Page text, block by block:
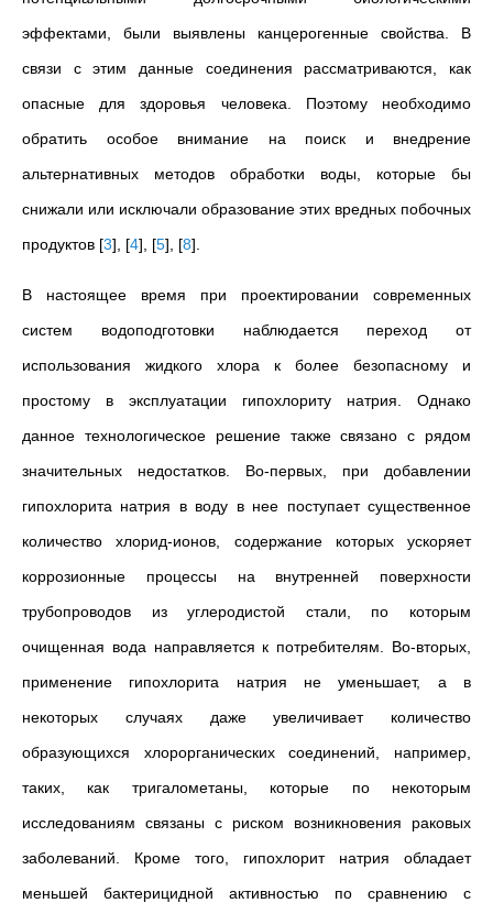
эффектами, были выявлены канцерогенные свойства. В
связи с этим данные соединения рассматриваются, как
опасные для здоровья человека. Поэтому необходимо
обратить особое внимание на поиск и внедрение
альтернативных методов обработки воды, которые бы
снижали или исключали образование этих вредных побочных
продуктов [3] [4] [5] [8]
В настоящее время при проектировании современных
систем водоподготовки наблюдается переход от
использования жидкого хлора к более безопасному и
простому в эксплуатации гипохлориту натрия. Однако
данное технологическое решение также связано с рядом
значительных недостатков. Во-первых, при добавлении
гипохлорита натрия в воду в нее поступает существенное
количество хлорид-ионов, содержание которых ускоряет
коррозионные процессы на внутренней поверхности
трубопроводов из углеродистой стали, по которым
очищенная вода направляется к потребителям. Во-вторых,
применение гипохлорита натрия не уменьшает, а в
некоторых случаях даже увеличивает количество
образующихся хлорорганических соединений, например,
таких, как тригалометаны, которые по некоторым
исследованиям связаны с риском возникновения раковых
заболеваний. Кроме того, гипохлорит натрия обладает
меньшей бактерицидной активностью по сравнению с